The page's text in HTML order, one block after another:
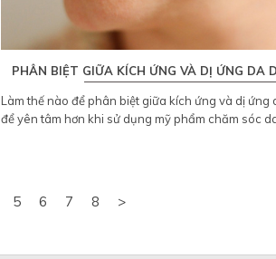
PHÂN BIỆT GIỮA KÍCH ỨNG VÀ DỊ ỨNG DA
Làm thế nào để phân biệt giữa kích ứng và dị ứng
để yên tâm hơn khi sử dụng mỹ phẩm chăm sóc
5 6 7 8 >